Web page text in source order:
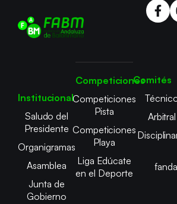
Institucional
Saludo del
Presidente
Organigramas
Asamblea
Junta de
Gobierno
Competiciones
Competiciones
Pista
Competiciones
Playa
Liga Edúcate
en el Deporte
Comités
Arbitral